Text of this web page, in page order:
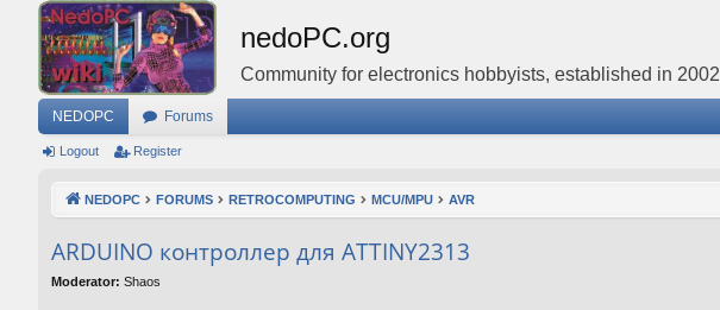
nedoPC.org
Community for electronics hobbyists, established in 2002
NEDOPC Forums
Logout Register
NEDOPC FORUMS RETROCOMPUTING MCU/MPU AVR
ARDUINO контроллер для ATTINY2313
Moderator: Shaos